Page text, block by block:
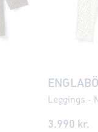
Leggings -
3.990 kr.